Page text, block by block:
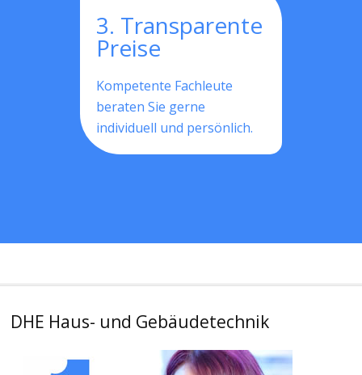
3. Transparente
Preise
Kompetente Fachleute
beraten Sie gerne
individuell und persönlich.
DHE Haus- und Gebäudetechnik